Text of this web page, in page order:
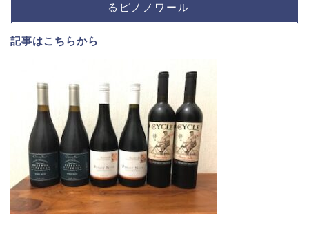
るピノノワール
記事はこちらから